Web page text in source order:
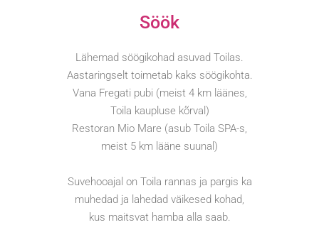
Söök
Lähemad söögikohad asuvad Toilas.
Aastaringselt toimetab kaks söögikohta.
Vana Fregati pubi (meist 4 km läänes,
Toila kaupluse kõrval)
Restoran Mio Mare (asub Toila SPA-s,
meist 5 km lääne suunal)
Suvehooajal on Toila rannas ja pargis ka
muhedad ja lahedad väikesed kohad,
kus maitsvat hamba alla saab.